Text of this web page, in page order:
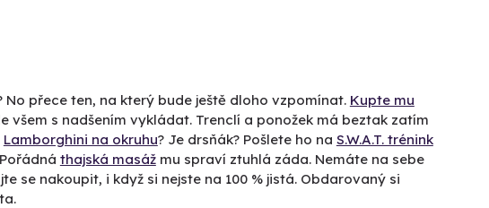
No přece ten, na který bude ještě dloho vzpomínat. Kupte mu
všem s nadšením vykládat. Trenclí a ponožek má beztak zatím
Lamborghini na okruhu? Je drsňák? Pošlete ho na S.W.A.T. trénink
thajská masážmu spraví ztuhlá záda. Nemáte na sebe
se nakoupit, i když si nejste na 100 % jistá. Obdarovaný si